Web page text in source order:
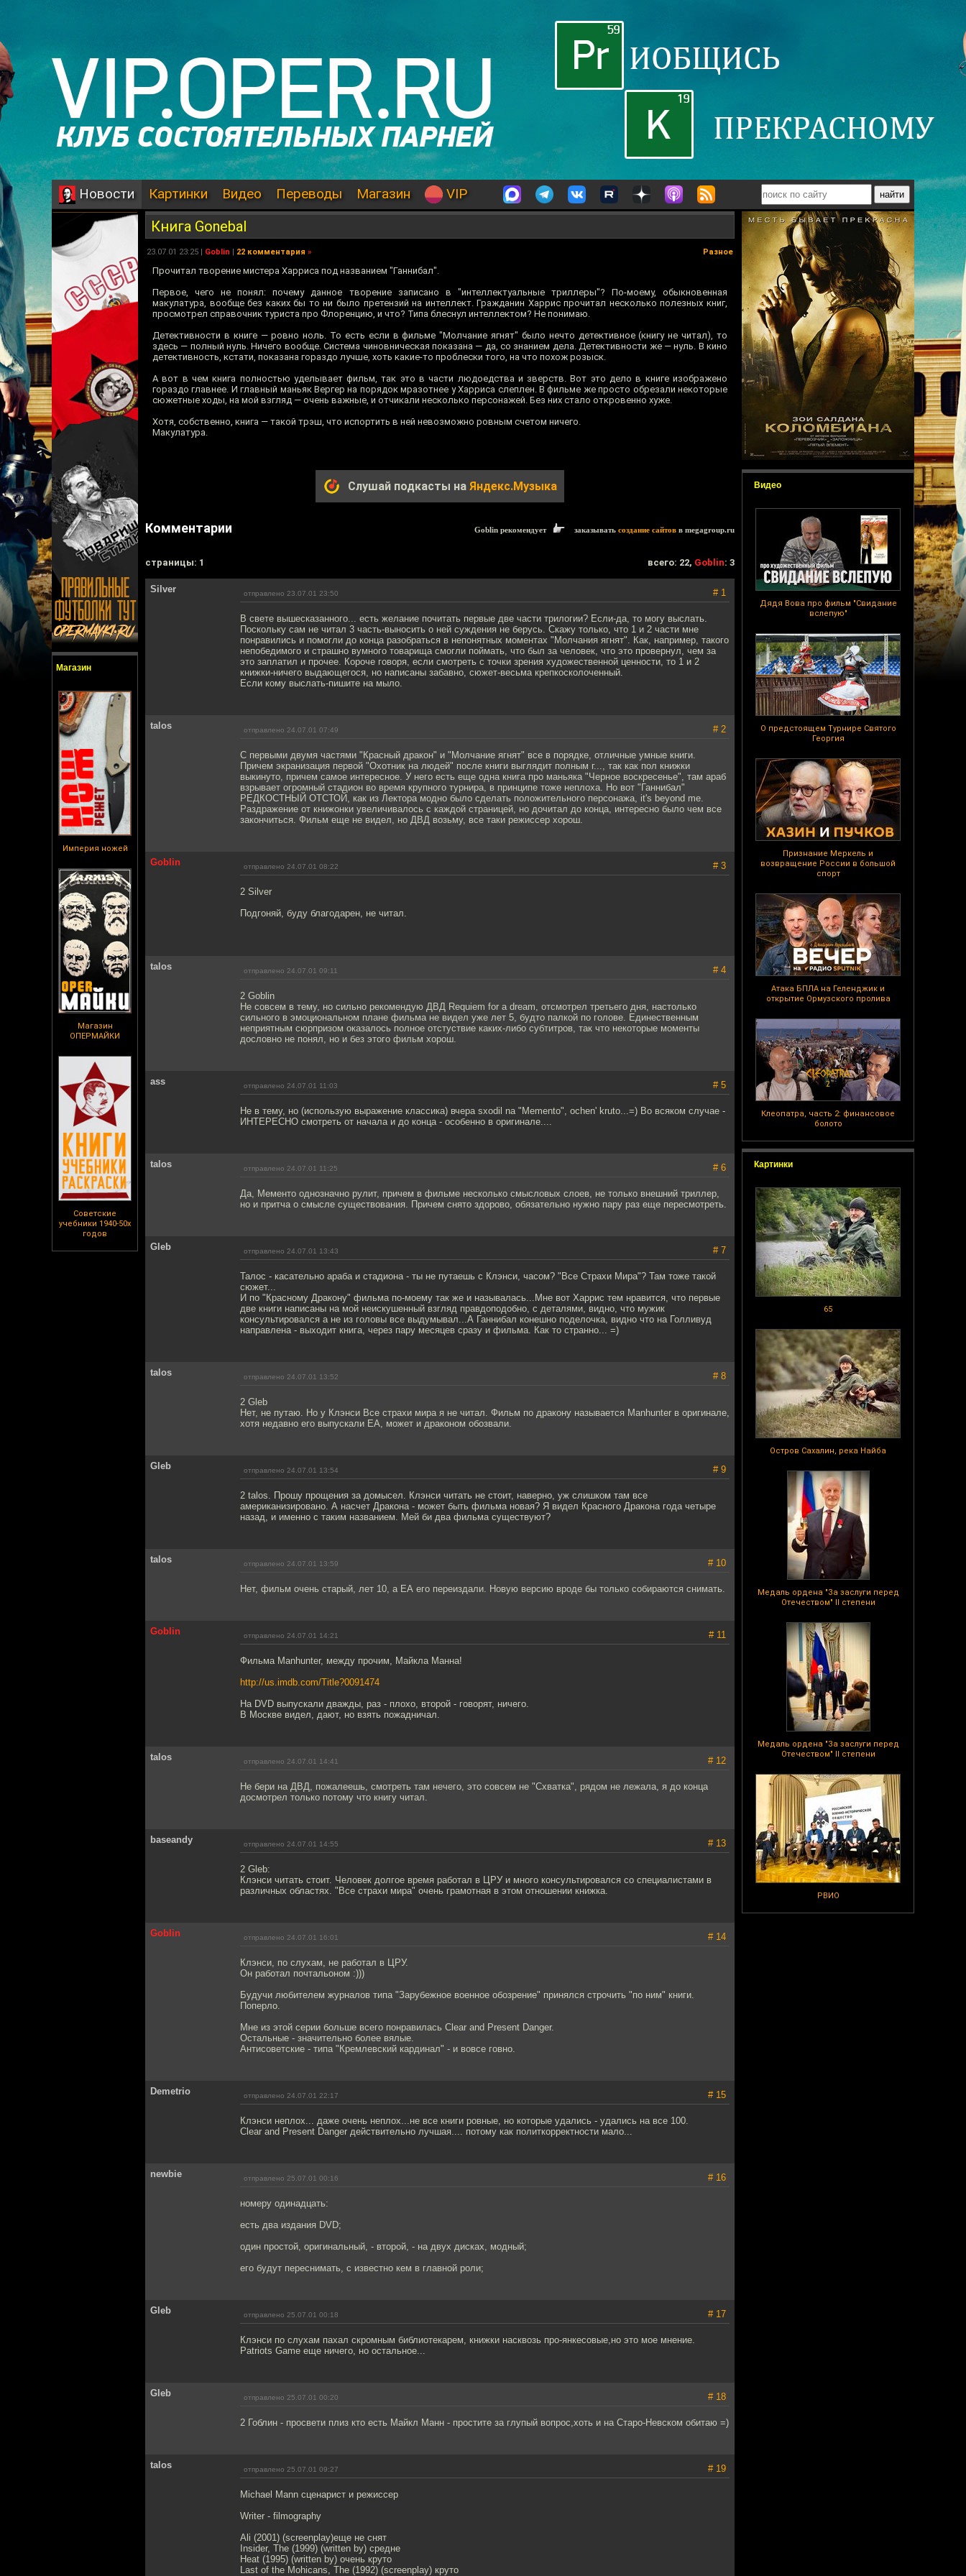
Новости Картинки Видео Переводы Магазин VIP
Магазин
Империя ножей
Магазин
ОПЕРМАЙКИ
Советские
учебники 1940-50х
годов
Видео
Дядя Вова про фильм "Свидание
вслепую"
О предстоящем Турнире Святого
Георгия
Признание Меркель и
возвращение России в большой
спорт
Атака БПЛА на Геленджик и
открытие Ормузского пролива
Клеопатра, часть 2: финансовое
болото
Картинки
65
Остров Сахалин, река Найба
Медаль ордена "За заслуги перед
Отечеством" II степени
Медаль ордена "За заслуги перед
Отечеством" II степени
РВИО
Книга Gonebal
23.07.01 23:25 | Goblin | 22 комментария » Разное
Прочитал творение мистера Харриса под названием "Ганнибал".
Первое, чего не понял: почему данное творение записано в "интеллектуальные триллеры"? По-моему, обыкновенная
макулатура, вообще без каких бы то ни было претензий на интеллект. Гражданин Харрис прочитал несколько полезных книг,
просмотрел справочник туриста про Флоренцию, и что? Типа блеснул интеллектом? Не понимаю.
Детективности в книге — ровно ноль. То есть если в фильме "Молчание ягнят" было нечто детективное (книгу не читал), то
здесь — полный нуль. Ничего вообще. Система чиновническая показана — да, со знанием дела. Детективности же — нуль. В кино
детективность, кстати, показана гораздо лучше, хоть какие-то проблески того, на что похож розыск.
А вот в чем книга полностью уделывает фильм, так это в части людоедства и зверств. Вот это дело в книге изображено
гораздо главнее. И главный маньяк Вергер на порядок мразотнее у Харриса слеплен. В фильме же просто обрезали некоторые
сюжетные ходы, на мой взгляд — очень важные, и отчикали несколько персонажей. Без них стало откровенно хуже.
Хотя, собственно, книга — такой трэш, что испортить в ней невозможно ровным счетом ничего.
Макулатура.
Слушай подкасты на Яндекс.Музыка
Комментарии Goblin рекомендует заказывать создание сайтов в megagroup.ru
cтраницы: 1 всего: 22, Goblin: 3
Silver отправлено 23.07.01 23:50 # 1
В свете вышесказанного... есть желание почитать первые две части трилогии? Если-да, то могу выслать.
Поскольку сам не читал 3 часть-выносить о ней суждения не берусь. Скажу только, что 1 и 2 части мне
понравились и помогли до конца разобраться в непонятных моментах "Молчания ягнят". Как, например, такого
непобедимого и страшно вумного товарища смогли поймать, что был за человек, что это провернул, чем за
это заплатил и прочее. Короче говоря, если смотреть с точки зрения художественной ценности, то 1 и 2
книжки-ничего выдающегося, но написаны забавно, сюжет-весьма крепкосколоченный.
Если кому выслать-пишите на мыло.
talos отправлено 24.07.01 07:49 # 2
С первыми двумя частями "Красный дракон" и "Молчание ягнят" все в порядке, отличные умные книги.
Причем экранизация первой "Охотник на людей" после книги выглядит полным г..., так как пол книжки
выкинуто, причем самое интересное. У него есть еще одна книга про маньяка "Черное воскресенье", там араб
взрывает огромный стадион во время крупного турнира, в принципе тоже неплоха. Но вот "Ганнибал"
РЕДКОСТНЫЙ ОТСТОЙ, как из Лектора модно было сделать положительного персонажа, it's beyond me.
Раздражение от книжонки увеличивалось с каждой страницей, но дочитал до конца, интересно было чем все
закончиться. Фильм еще не видел, но ДВД возьму, все таки режиссер хорош.
Goblin отправлено 24.07.01 08:22 # 3
2 Silver
Подгоняй, буду благодарен, не читал.
talos отправлено 24.07.01 09:11 # 4
2 Goblin
Не совсем в тему, но сильно рекомендую ДВД Requiem for a dream, отсмотрел третьего дня, настолько
сильного в эмоциональном плане фильма не видел уже лет 5, будто палкой по голове. Единественным
неприятным сюрпризом оказалось полное отстуствие каких-либо субтитров, так что некоторые моменты
дословно не понял, но и без этого фильм хорош.
ass отправлено 24.07.01 11:03 # 5
Не в тему, но (использую выражение классика) вчера sxodil na "Memento", ochen' kruto...=) Во всяком случае -
ИНТЕРЕСНО смотреть от начала и до конца - особенно в оригинале....
talos отправлено 24.07.01 11:25 # 6
Да, Мементо однозначно рулит, причем в фильме несколько смысловых слоев, не только внешний триллер,
но и притча о смысле существования. Причем снято здорово, обязательно нужно пару раз еще пересмотреть.
Gleb отправлено 24.07.01 13:43 # 7
Талос - касательно араба и стадиона - ты не путаешь с Клэнси, часом? "Все Страхи Мира"? Там тоже такой
сюжет...
И по "Красному Дракону" фильма по-моему так же и называлась...Мне вот Харрис тем нравится, что первые
две книги написаны на мой неискушенный взгляд правдоподобно, с деталями, видно, что мужик
консультировался а не из головы все выдумывал...А Ганнибал конешно поделочка, видно что на Голливуд
направлена - выходит книга, через пару месяцев сразу и фильма. Как то странно... =)
talos отправлено 24.07.01 13:52 # 8
2 Gleb
Нет, не путаю. Но у Клэнси Все страхи мира я не читал. Фильм по дракону называется Manhunter в оригинале,
хотя недавно его выпускали ЕА, может и драконом обозвали.
Gleb отправлено 24.07.01 13:54 # 9
2 talos. Прошу прощения за домысел. Клэнси читать не стоит, наверно, уж слишком там все
американизировано. А насчет Дракона - может быть фильма новая? Я видел Красного Дракона года четыре
назад, и именно с таким названием. Мей би два фильма существуют?
talos отправлено 24.07.01 13:59 # 10
Нет, фильм очень старый, лет 10, а ЕА его переиздали. Новую версию вроде бы только собираются снимать.
Goblin отправлено 24.07.01 14:21 # 11
Фильма Manhunter, между прочим, Майкла Манна!
http://us.imdb.com/Title?0091474
На DVD выпускали дважды, раз - плохо, второй - говорят, ничего.
В Москве видел, дают, но взять пожадничал.
talos отправлено 24.07.01 14:41 # 12
Не бери на ДВД, пожалеешь, смотреть там нечего, это совсем не "Схватка", рядом не лежала, я до конца
досмотрел только потому что книгу читал.
baseandy отправлено 24.07.01 14:55 # 13
2 Gleb:
Клэнси читать стоит. Человек долгое время работал в ЦРУ и много консультировался со специалистами в
различных областях. "Все страхи мира" очень грамотная в этом отношении книжка.
Goblin отправлено 24.07.01 16:01 # 14
Клэнси, по слухам, не работал в ЦРУ.
Он работал почтальоном :)))
Будучи любителем журналов типа "Зарубежное военное обозрение" принялся строчить "по ним" книги.
Поперло.
Мне из этой серии больше всего понравилась Clear and Present Danger.
Остальные - значительно более вялые.
Антисоветские - типа "Кремлевский кардинал" - и вовсе говно.
Demetrio отправлено 24.07.01 22:17 # 15
Клэнси неплох... даже очень неплох...не все книги ровные, но которые удались - удались на все 100.
Clear and Present Danger действительно лучшая.... потому как политкорректности мало...
newbie отправлено 25.07.01 00:16 # 16
номеру одинадцать:
есть два издания DVD;
один простой, оригинальный, - второй, - на двух дисках, модный;
его будут переснимать, с известно кем в главной роли;
Gleb отправлено 25.07.01 00:18 # 17
Клэнси по слухам пахал скромным библиотекарем, книжки насквозь про-янкесовые,но это мое мнение.
Patriots Game еще ничего, но остальное...
Gleb отправлено 25.07.01 00:20 # 18
2 Гоблин - просвети плиз кто есть Майкл Манн - простите за глупый вопрос,хоть и на Старо-Невском обитаю =)
talos отправлено 25.07.01 09:27 # 19
Michael Mann сценарист и режиссер
Writer - filmography
Ali (2001) (screenplay)еще не снят
Insider, The (1999) (written by) средне
Heat (1995) (written by) очень круто
Last of the Mohicans, The (1992) (screenplay) круто